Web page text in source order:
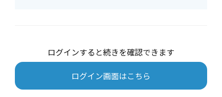
ログインすると続きを確認できます
ログイン画面はこちら